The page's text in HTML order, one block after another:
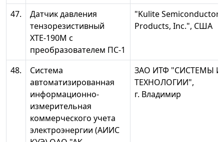
47.
Датчик давления
тензорезистивный
ХТЕ-190М с
преобразователем ПС-1
"Kulite Semiconductor
Products, Inc.", США
48.
Система
автоматизированная
информационно-
измерительная
коммерческого учета
электроэнергии (АИИС
ЗАО ИТФ "СИСТЕМЫ И
ТЕХНОЛОГИИ",
г. Владимир